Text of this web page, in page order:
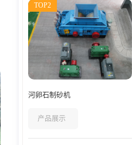
TOP2
河卵石制砂机
产品展示